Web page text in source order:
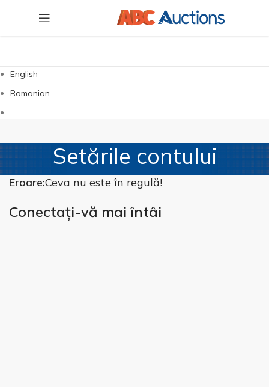
English
Romanian
Setările contului
Eroare:Ceva nu este în regulă!
Conectați-vă mai întâi